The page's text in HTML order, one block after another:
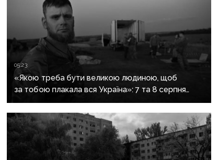
05:23
«Якою треба бути великою людиною, щоб
за тобою плакала вся Україна»: 7 та 8 серпня
прощаються із засновником організації
«Плацдарм» Олексієм Юковим